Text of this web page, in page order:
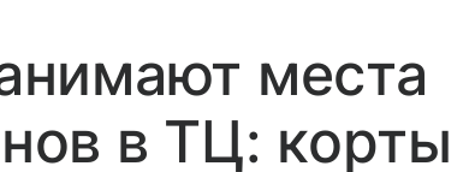
места
в ТЦ: корты